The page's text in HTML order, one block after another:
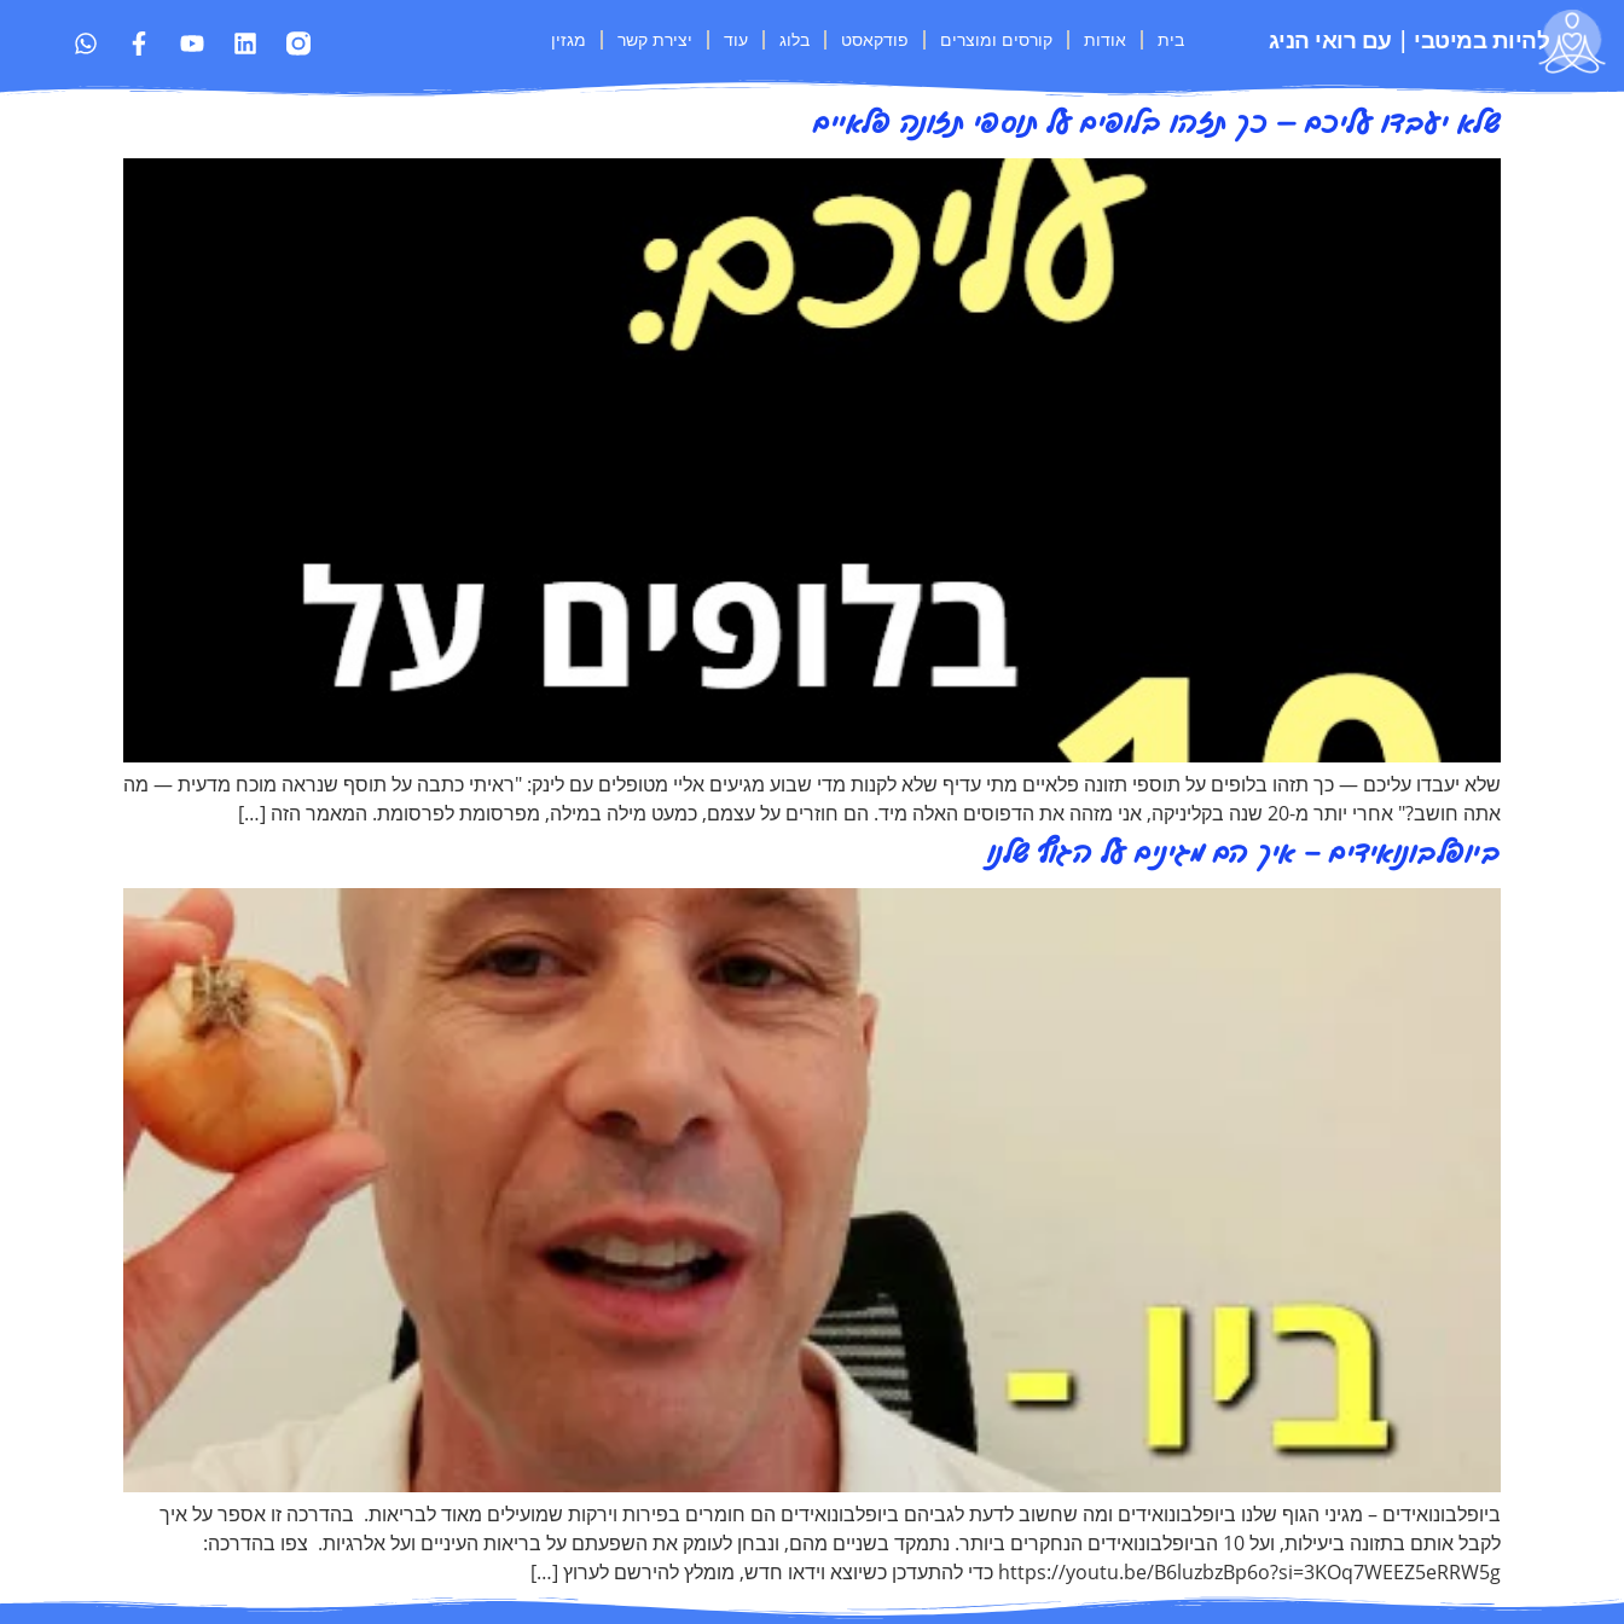
להיות במיטבי | עם רואי הניג בית אודות קורסים ומוצרים פודקאסט בלוג עוד יצירת קשר מגזין
שלא יעבדו עליכם — כך תזהו בלופים על תוספי תזונה פלאיים
שלא יעבדו עליכם — כך תזהו בלופים על תוספי תזונה פלאיים מתי עדיף שלא לקנות מדי שבוע מגיעים אליי מטופלים עם לינק‏: "ראיתי כתבה על תוסף שנראה מוכח מדעית — מה
אתה חושב?" אחרי יותר מ-20 שנה בקליניקה‏, אני מזהה את הדפוסים האלה מיד‏. הם חוזרים על עצמם‏, כמעט מילה במילה‏, מפרסומת לפרסומת‏. המאמר הזה […]
ביופלבונואידים – איך הם מגינים על הגוף שלנו
ביופלבונואידים – מגיני הגוף שלנו ביופלבונואידים ומה שחשוב לדעת לגביהם ביופלבונואידים הם חומרים בפירות וירקות שמועילים מאוד לבריאות. בהדרכה זו אספר על איך
לקבל אותם בתזונה ביעילות, ועל 10 הביופלבונואידים הנחקרים ביותר. נתמקד בשניים מהם, ונבחן לעומק את השפעתם על בריאות העיניים ועל אלרגיות. צפו בהדרכה:
https://youtu.be/B6luzbzBp6o?si=3KOq7WEEZ5eRRW5g כדי להתעדכן כשיוצא וידאו חדש, מומלץ להירשם לערוץ […]